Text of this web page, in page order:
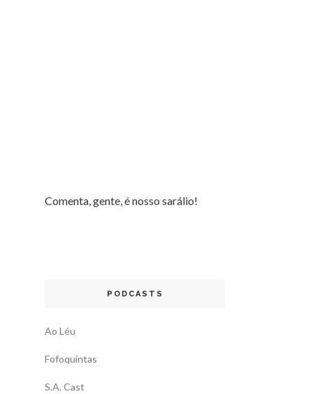
Comenta, gente, é nosso sarálio!
PODCASTS
Ao Léu
Fofoquintas
S.A. Cast